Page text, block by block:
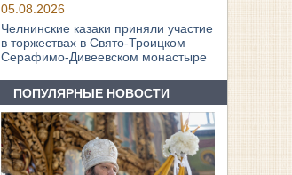
05.08.2026
Челнинские казаки приняли участие
в торжествах в Свято‑Троицком
Серафимо‑Дивеевском монастыре
ПОПУЛЯРНЫЕ НОВОСТИ